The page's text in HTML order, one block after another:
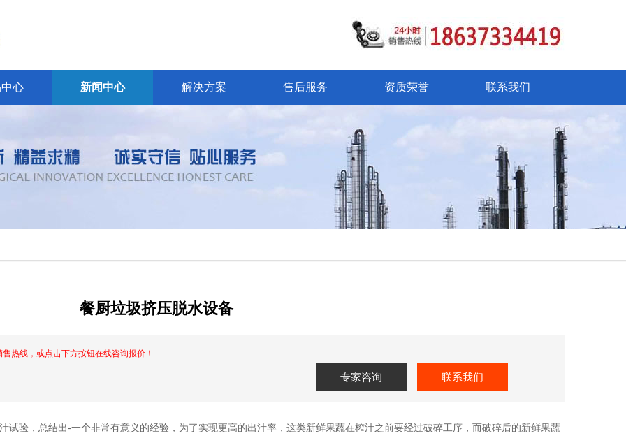
心 新闻中心 解决方案 售后服务 资质荣誉 联系我们
餐厨垃圾挤压脱水设备
热线，或点击下方按钮在线咨询报价！
专家咨询 联系我们
试验，总结出-一个非常有意义的经验，为了实现更高的出汁率，这类新鲜果蔬在榨汁之前要经过破碎工序，而破碎后的新鲜果蔬